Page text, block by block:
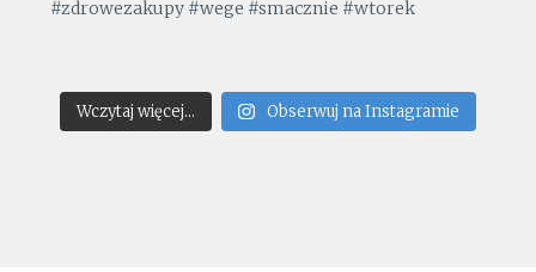
Wczytaj więcej... Obserwuj na Instagramie